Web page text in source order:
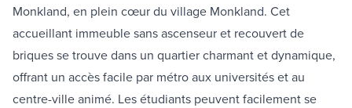
Monkland, en plein cœur du village Monkland. Cet
accueillant immeuble sans ascenseur et recouvert de
briques se trouve dans un quartier charmant et dynamique,
offrant un accès facile par métro aux universités et au
centre-ville animé. Les étudiants peuvent facilement se